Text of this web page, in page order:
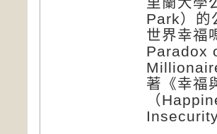
Park）的
世界幸福
Paradox
著《幸福
（